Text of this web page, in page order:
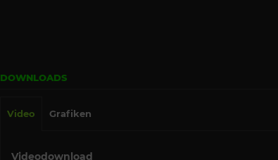
DOWNLOADS
Video Grafiken
Videodownload